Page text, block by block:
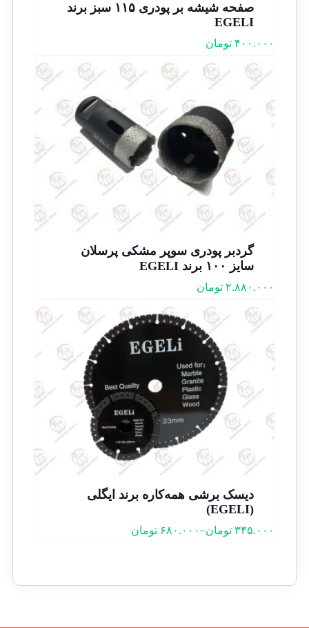
صفحه شیشه بر پودری ۱۱۵ سبز برند
EGELI
۴۰۰.۰۰۰ تومان
گردبر پودری سوپر مشکی پرسلان
سایز ۱۰۰ برند EGELI
۲.۸۸۰.۰۰۰ تومان
دیسک برشی همه‌کاره برند ایگلی
(EGELI)
۳۴۵.۰۰۰ تومان–۶۸۰.۰۰۰ تومان